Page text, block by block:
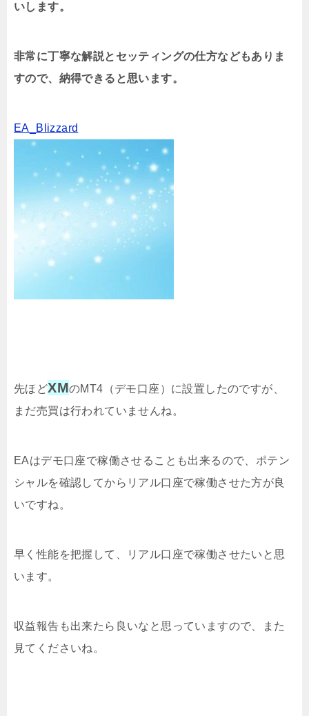
いします。
非常に丁寧な解説とセッティングの仕方などもありま
すので、納得できると思います。
EA_Blizzard
先ほどXMのMT4（デモ口座）に設置したのですが、
まだ売買は行われていませんね。
EAはデモ口座で稼働させることも出来るので、ポテン
シャルを確認してからリアル口座で稼働させた方が良
いですね。
早く性能を把握して、リアル口座で稼働させたいと思
います。
収益報告も出来たら良いなと思っていますので、また
見てくださいね。